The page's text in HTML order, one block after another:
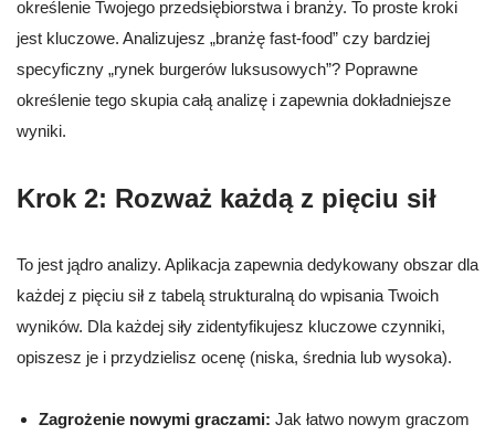
określenie Twojego przedsiębiorstwa i branży. To proste kroki
jest kluczowe. Analizujesz „branżę fast-food” czy bardziej
specyficzny „rynek burgerów luksusowych”? Poprawne
określenie tego skupia całą analizę i zapewnia dokładniejsze
wyniki.
Krok 2: Rozważ każdą z pięciu sił
To jest jądro analizy. Aplikacja zapewnia dedykowany obszar dla
każdej z pięciu sił z tabelą strukturalną do wpisania Twoich
wyników. Dla każdej siły zidentyfikujesz kluczowe czynniki,
opiszesz je i przydzielisz ocenę (niska, średnia lub wysoka).
Zagrożenie nowymi graczami: Jak łatwo nowym graczom